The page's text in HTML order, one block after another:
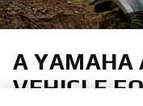
A YAMAHA
VEHICLE